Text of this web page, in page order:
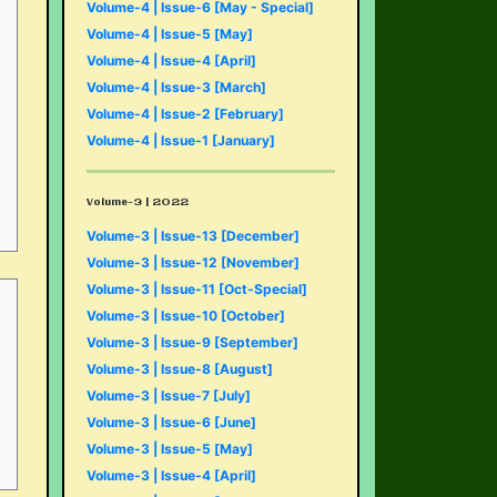
Volume-4 | Issue-6 [May - Special]
Volume-4 | Issue-5 [May]
Volume-4 | Issue-4 [April]
Volume-4 | Issue-3 [March]
Volume-4 | Issue-2 [February]
Volume-4 | Issue-1 [January]
Volume-3 | 2022
Volume-3 | Issue-13 [December]
Volume-3 | Issue-12 [November]
Volume-3 | Issue-11 [Oct-Special]
Volume-3 | Issue-10 [October]
Volume-3 | Issue-9 [September]
Volume-3 | Issue-8 [August]
Volume-3 | Issue-7 [July]
Volume-3 | Issue-6 [June]
Volume-3 | Issue-5 [May]
Volume-3 | Issue-4 [April]